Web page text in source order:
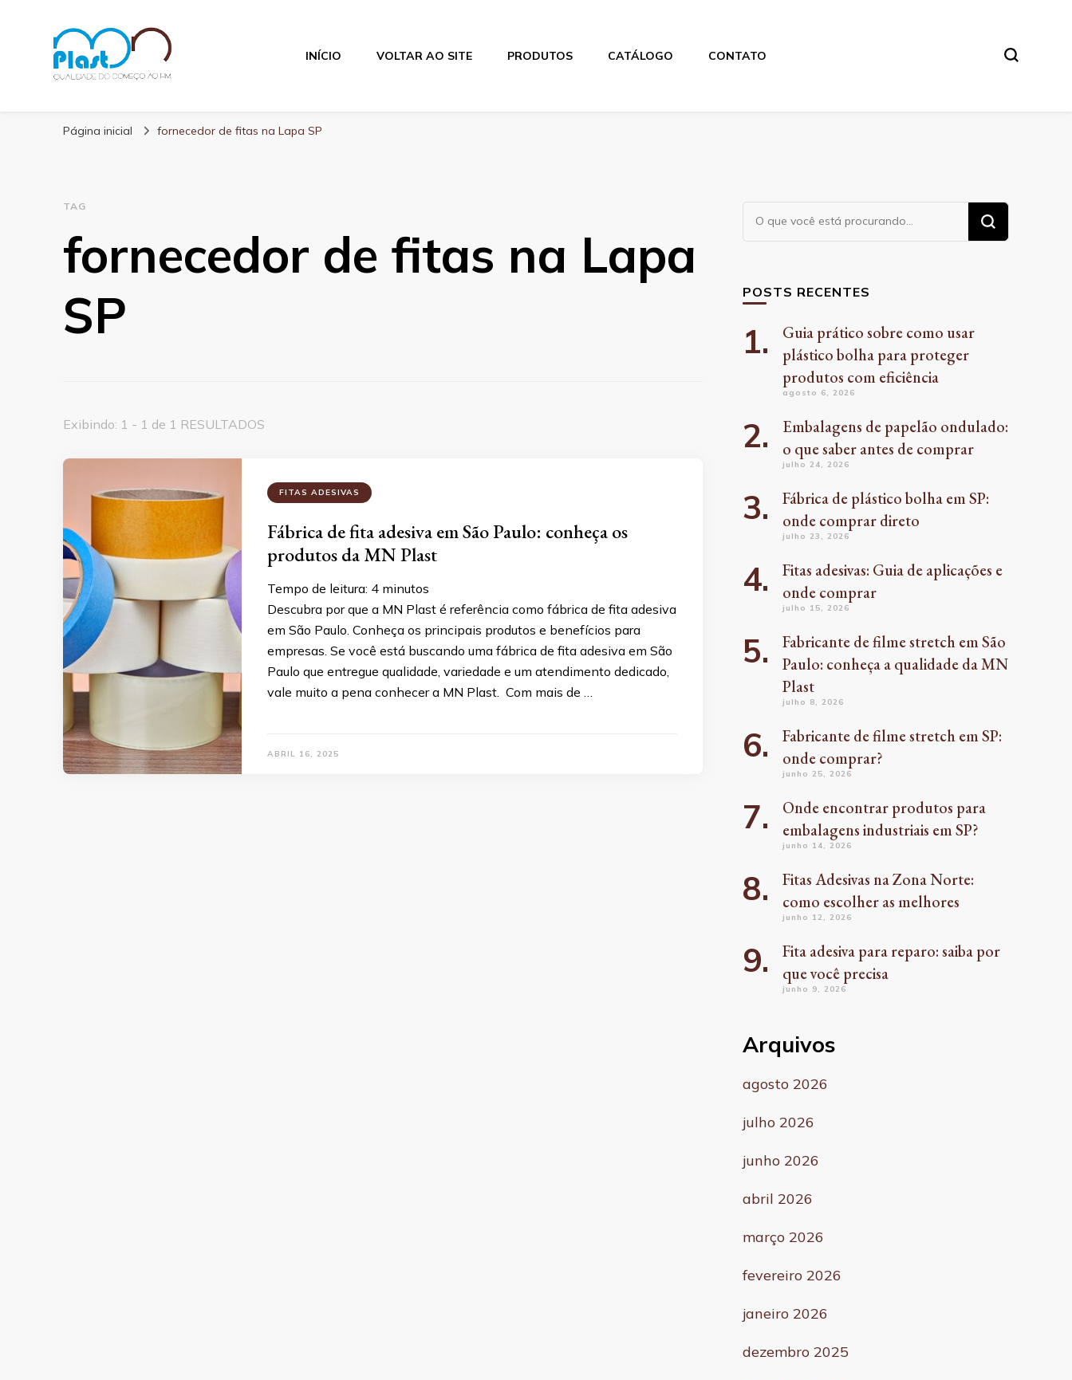
MN Plast
INÍCIO VOLTAR AO SITE PRODUTOS CATÁLOGO CONTATO
Página inicial fornecedor de fitas na Lapa SP
TAG
fornecedor de fitas na Lapa
SP
Exibindo: 1 - 1 de 1 RESULTADOS
FITAS ADESIVAS
Fábrica de fita adesiva em São Paulo: conheça os
produtos da MN Plast
Tempo de leitura: 4 minutos
Descubra por que a MN Plast é referência como fábrica de fita adesiva
em São Paulo. Conheça os principais produtos e benefícios para
empresas. Se você está buscando uma fábrica de fita adesiva em São
Paulo que entregue qualidade, variedade e um atendimento dedicado,
vale muito a pena conhecer a MN Plast. Com mais de …
ABRIL 16, 2025
Procurando
algo?
POSTS RECENTES
Guia prático sobre como usar
plástico bolha para proteger
produtos com eficiência
agosto 6, 2026
Embalagens de papelão ondulado:
o que saber antes de comprar
julho 24, 2026
Fábrica de plástico bolha em SP:
onde comprar direto
julho 23, 2026
Fitas adesivas: Guia de aplicações e
onde comprar
julho 15, 2026
Fabricante de filme stretch em São
Paulo: conheça a qualidade da MN
Plast
julho 8, 2026
Fabricante de filme stretch em SP:
onde comprar?
junho 25, 2026
Onde encontrar produtos para
embalagens industriais em SP?
junho 14, 2026
Fitas Adesivas na Zona Norte:
como escolher as melhores
junho 12, 2026
Fita adesiva para reparo: saiba por
que você precisa
junho 9, 2026
Arquivos
agosto 2026
julho 2026
junho 2026
abril 2026
março 2026
fevereiro 2026
janeiro 2026
dezembro 2025